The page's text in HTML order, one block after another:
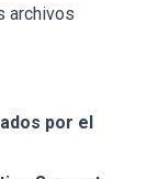
archivos
por el